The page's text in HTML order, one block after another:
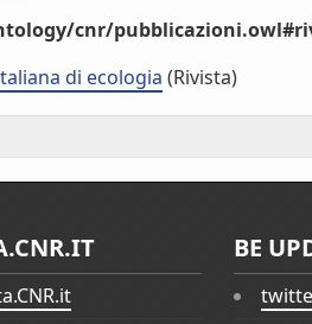
cnr/
di ecologia (Rivista)
BE